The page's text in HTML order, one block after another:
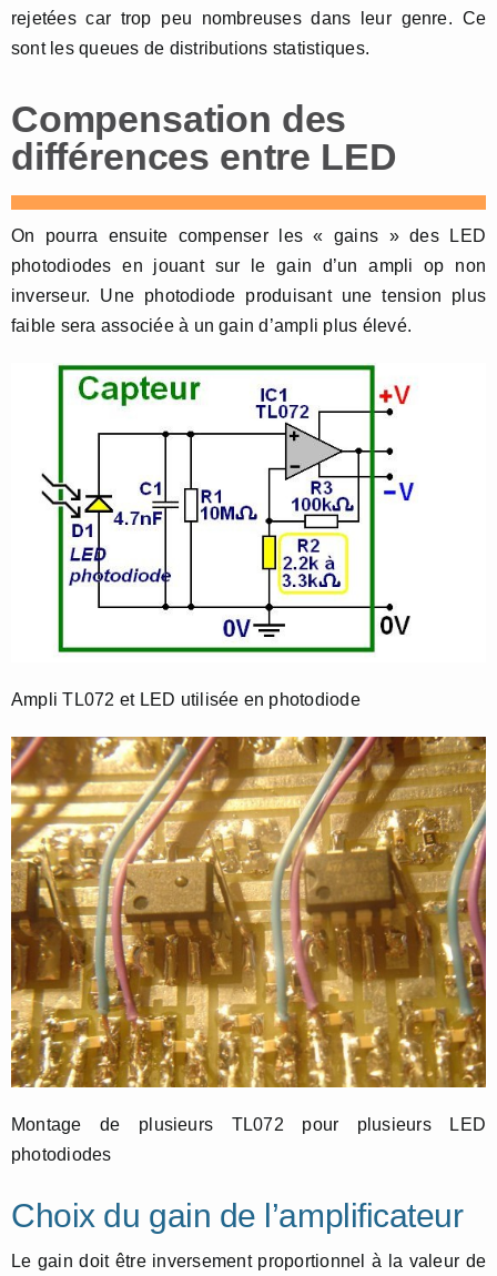
rejetées car trop peu nombreuses dans leur genre. Ce
sont les queues de distributions statistiques.
Compensation des
différences entre LED
On pourra ensuite compenser les « gains » des LED
photodiodes en jouant sur le gain d’un ampli op non
inverseur. Une photodiode produisant une tension plus
faible sera associée à un gain d’ampli plus élevé.
Ampli TL072 et LED utilisée en photodiode
Montage de plusieurs TL072 pour plusieurs LED
photodiodes
Choix du gain de l’amplificateur
Le gain doit être inversement proportionnel à la valeur de